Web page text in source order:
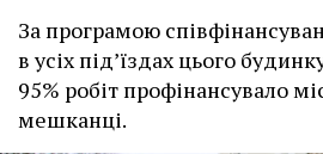
За програмою
в усіх під’їздах цього
95% робіт профінансувало
мешканці.